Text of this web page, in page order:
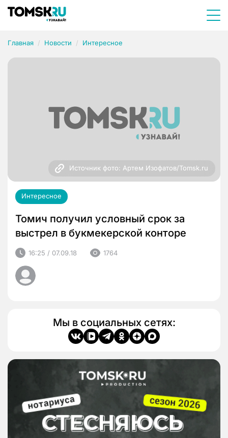
Главная Новости Интересное
Источник фото: Артем Изофатов/Tomsk.ru
Интересное
Томич получил условный срок за
выстрел в букмекерской конторе
16:25 / 07.09.18 1764
Мы в социальных сетях: